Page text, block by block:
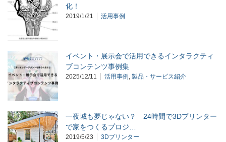
化！
2019/1/21 活用事例
イベント・展示会で活用できるインタラクティ
ブコンテンツ事例集
2025/12/11 活用事例 製品・サービス紹介
一夜城も夢じゃない？ 24時間で3Dプリンター
で家をつくるプロジ…
2019/5/23 3Dプリンター